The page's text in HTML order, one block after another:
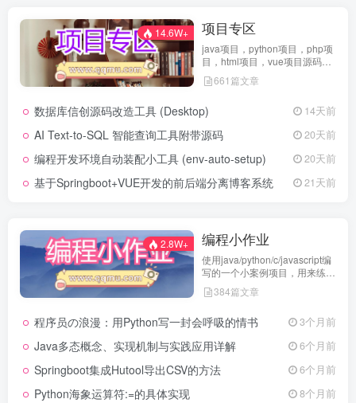
14.6W+ 项目专区
java项目，python项目，php项
目，html项目，vue项目源码免
费查看661篇文章
数据库信创源码改造工具 (Desktop) 14天前
AI Text-to-SQL 智能查询工具附带源码 20天前
编程开发环境自动装配小工具 (env-auto-setup) 20天前
基于Springboot+VUE开发的前后端分离博客系统 21天前
2.8W+ 编程小作业
使用java/python/c/javascript编
写的一个小案例项目，用来练习
代码编程
384篇文章
程序员の浪漫：用Python写一封会呼吸的情书 3个月前
Java多态概念、实现机制与实践应用详解 6个月前
Springboot集成Hutool导出CSV的方法 6个月前
Python海象运算符:=的具体实现 8个月前